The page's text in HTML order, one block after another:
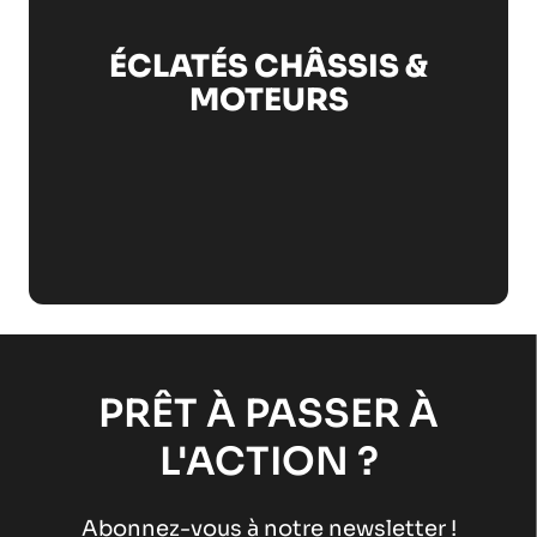
ÉCLATÉS CHÂSSIS &
MOTEURS
PRÊT À PASSER À
L'ACTION ?
Abonnez-vous à notre newsletter !